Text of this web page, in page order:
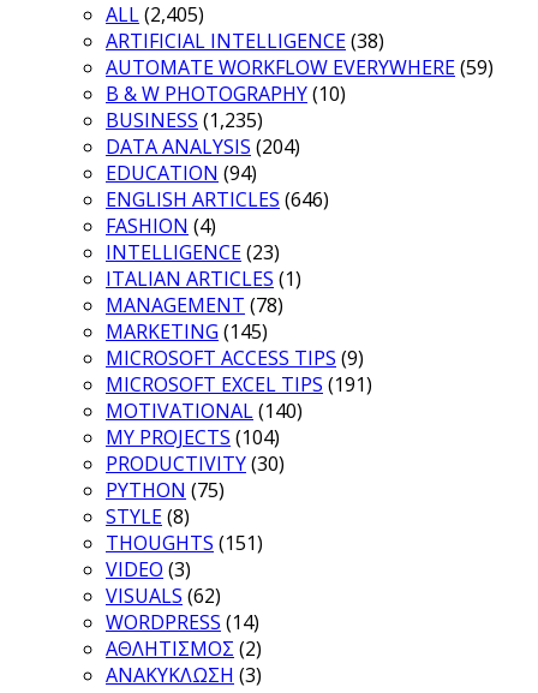
ALL(2,405)
ARTIFICIAL INTELLIGENCE(38)
AUTOMATE WORKFLOW EVERYWHERE(59)
B & W PHOTOGRAPHY(10)
BUSINESS (1,235)
DATA ANALYSIS (204)
EDUCATION (94)
ENGLISH ARTICLES (646)
FASHION (4)
INTELLIGENCE(23)
ITALIAN ARTICLES (1)
MANAGEMENT (78)
MARKETING (145)
MICROSOFT ACCESS TIPS (9)
MICROSOFT EXCEL TIPS (191)
MOTIVATIONAL(140)
MY PROJECTS (104)
PRODUCTIVITY(30)
PYTHON (75)
STYLE(8)
THOUGHTS (151)
VIDEO (3)
VISUALS (62)
WORDPRESS (14)
ΑΘΛΗΤΙΣΜΟΣ (2)
ΑΝΑΚΥΚΛΩΣΗ (3)